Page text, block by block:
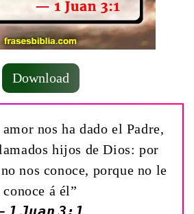
Download
nos ha dado el Padre,
hijos de Dios: por
nos conoce, porque no le
conoce á él”